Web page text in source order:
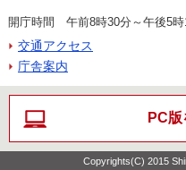
開庁時間 午前8時30分～午後5時
交通アクセス
庁舎案内
PC
Copyrights(C) 2015